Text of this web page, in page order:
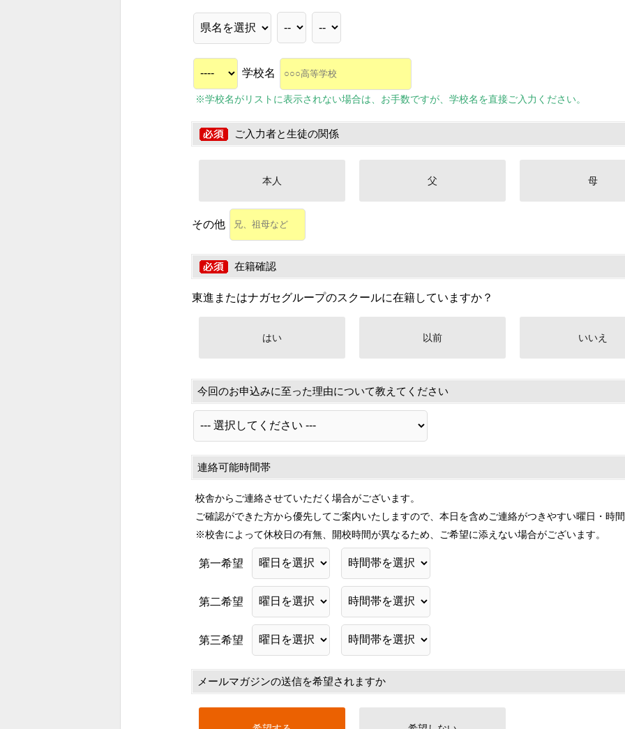
学校名
※学校名がリストに表示されない場合は、お手数ですが、学校名を直接ご入力ください。
ご入力者と生徒の関係
本人 父 母
その他
在籍確認
東進またはナガセグループのスクールに在籍していますか？
はい 以前 いいえ
今回のお申込みに至った理由について教えてください
連絡可能時間帯
校舎からご連絡させていただく場合がございます。
ご確認ができた方から優先してご案内いたしますので、本日を含めご連絡がつきやすい曜日・時
※校舎によって休校日の有無、開校時間が異なるため、ご希望に添えない場合がございます。
第一希望
第二希望
第三希望
メールマガジンの送信を希望されますか